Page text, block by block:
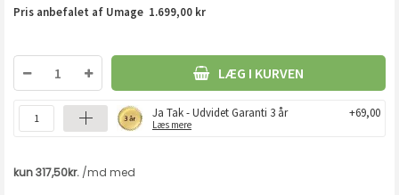
Pris anbefalet af Umage 1.699,00 kr
LÆG I KURVEN
Ja Tak - Udvidet Garanti 3 år
Læs mere
+69,00